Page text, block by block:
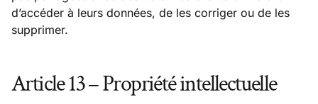
d’accéder à leurs données, de les corriger ou de les
supprimer.
Article 13 – Propriété intellectuelle